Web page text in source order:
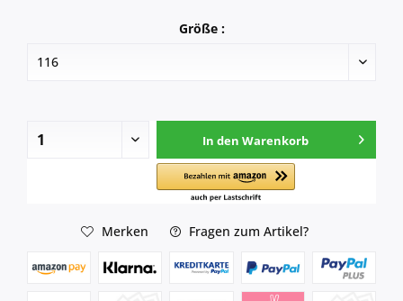
Größe :
In den Warenkorb
Merken Fragen zum Artikel?